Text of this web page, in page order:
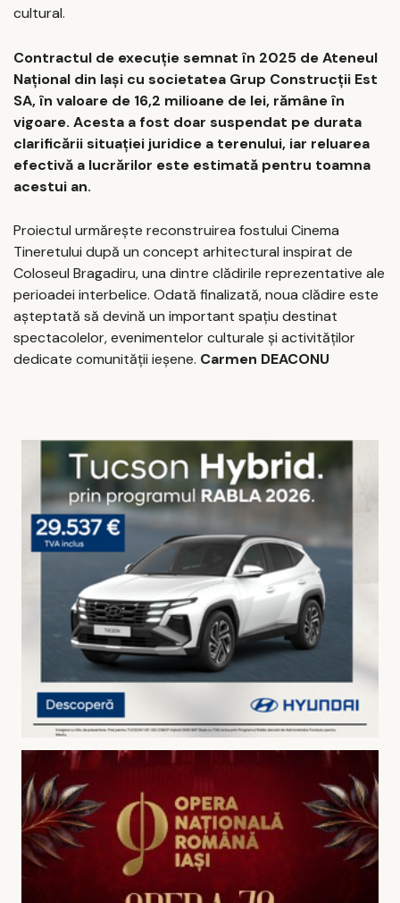
cultural.
Contractul de execuție semnat în 2025 de Ateneul
Național din Iași cu societatea Grup Construcții Est
SA, în valoare de 16,2 milioane de lei, rămâne în
vigoare. Acesta a fost doar suspendat pe durata
clarificării situației juridice a terenului, iar reluarea
efectivă a lucrărilor este estimată pentru toamna
acestui an.
Proiectul urmărește reconstruirea fostului Cinema
Tineretului după un concept arhitectural inspirat de
Coloseul Bragadiru, una dintre clădirile reprezentative ale
perioadei interbelice. Odată finalizată, noua clădire este
așteptată să devină un important spațiu destinat
spectacolelor, evenimentelor culturale și activităților
dedicate comunității ieșene. Carmen DEACONU